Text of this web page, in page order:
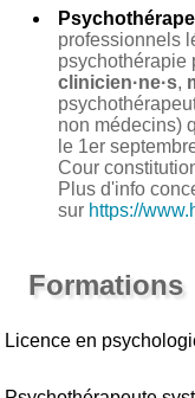
professionnels
psychothérapie
clinicien·ne·s,
non médecins)
le 1er
Cour
Plus d'info
sur https://
Formations
Licence en